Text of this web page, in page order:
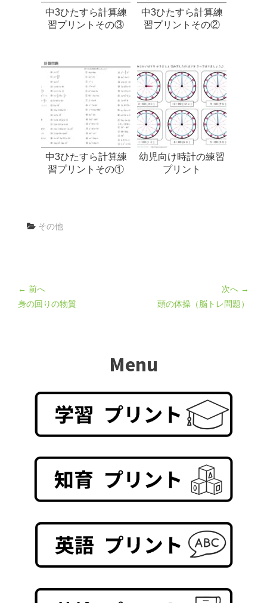
中3ひたすら計算練
習プリントその③
中3ひたすら計算練
習プリントその②
中3ひたすら計算練
習プリントその①
幼児向け時計の練習
プリント
その他
← 前へ
身の回りの物質
次へ →
頭の体操（脳トレ問題）
Menu